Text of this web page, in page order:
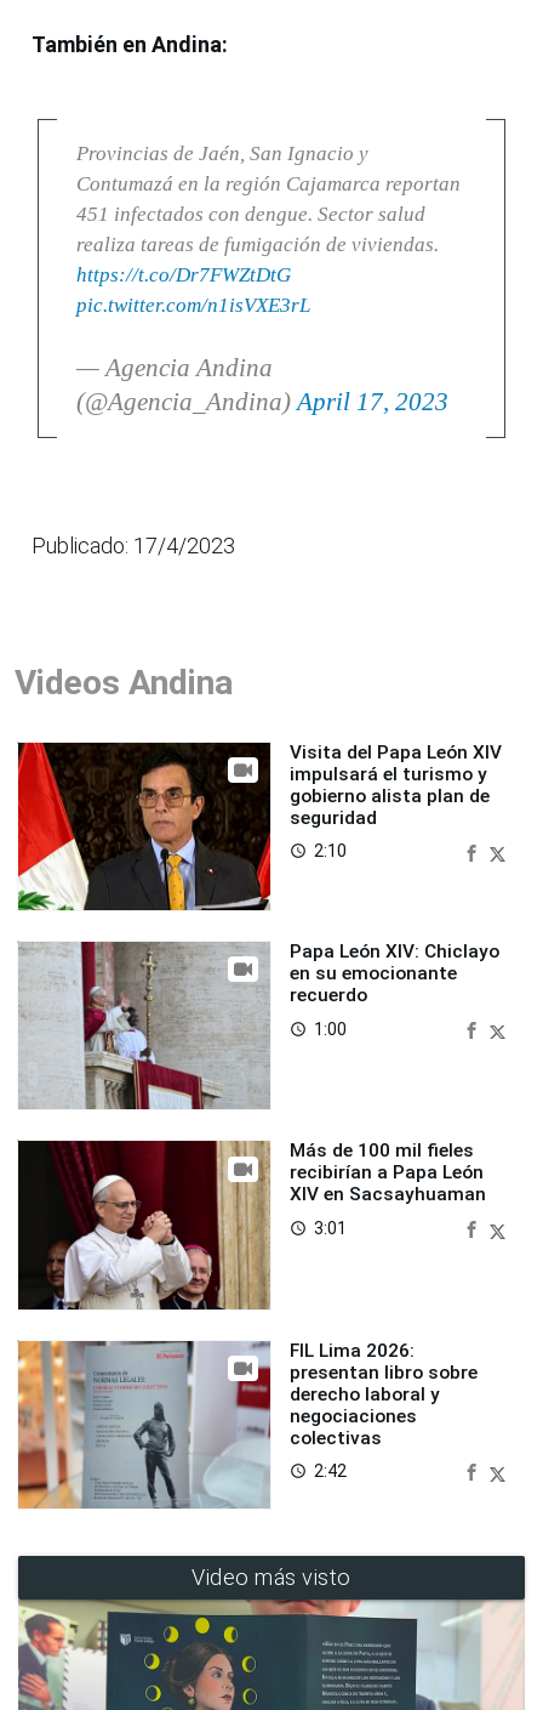
También en Andina:
Provincias de Jaén, San Ignacio y
Contumazá en la región Cajamarca reportan
451 infectados con dengue. Sector salud
realiza tareas de fumigación de viviendas.
https://t.co/Dr7FWZtDtG
pic.twitter.com/n1isVXE3rL
— Agencia Andina
(@Agencia_Andina)April 17, 2023
Publicado: 17/4/2023
Videos Andina
Visita del Papa León XIV
impulsará el turismo y
gobierno alista plan de
seguridad
access_time 2:10
Papa León XIV: Chiclayo
en su emocionante
recuerdo
access_time 1:00
Más de 100 mil fieles
recibirían a Papa León
XIV en Sacsayhuaman
access_time 3:01
FIL Lima 2026:
presentan libro sobre
derecho laboral y
negociaciones
colectivas
access_time 2:42
Video más visto